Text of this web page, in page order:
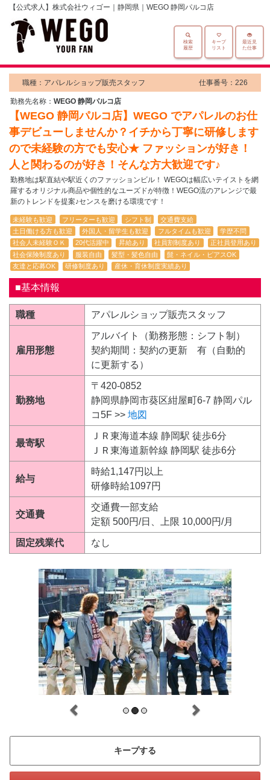
【公式求人】株式会社ウィゴー｜静岡県｜WEGO 静岡パルコ店
最近見
た仕事
キープ
リスト
検索
履歴
職種：アパレルショップ販売スタッフ 仕事番号：226
勤務先名称： WEGO 静岡パルコ店
【WEGO 静岡パルコ店】WEGO でアパレルのお仕
事デビューしませんか？イチから丁寧に研修します
ので未経験の方でも安心★ ファッションが好き！
人と関わるのが好き！そんな方大歓迎です♪
勤務地は駅直結や駅近くのファッションビル！ WEGOは幅広いテイストを網
羅するオリジナル商品や個性的なユーズドが特徴！WEGO流のアレンジで最
新のトレンドを提案♪センスを磨ける環境です！
未経験も歓迎 フリーターも歓迎 シフト制
交通費支給
土日働ける方も歓迎
外国人・留学生も歓迎 フルタイムも歓迎
学歴不問
社会人未経験ＯＫ
20代活躍中 昇給あり 社員割制度あり
正社員登用あり
社会保険制度あり
服装自由 髪型・髪色自由
髭・ネイル・ピアスOK
友達と応募OK
研修制度あり 産休・育休制度実績あり
■基本情報
職種 アパレルショップ販売スタッフ
雇用形態
アルバイト（勤務形態：シフト制）
契約期間：契約の更新 有（自動的
に更新する）
勤務地
〒420-0852
静岡県静岡市葵区紺屋町6-7 静岡パル
コ5F >> 地図
最寄駅
ＪＲ東海道本線 静岡駅 徒歩6分
ＪＲ東海道新幹線 静岡駅 徒歩6分
給与
時給1,147円以上
研修時給1097円
交通費
交通費一部支給
定額 500円/日、上限 10,000円/月
固定残業代 なし
キープする